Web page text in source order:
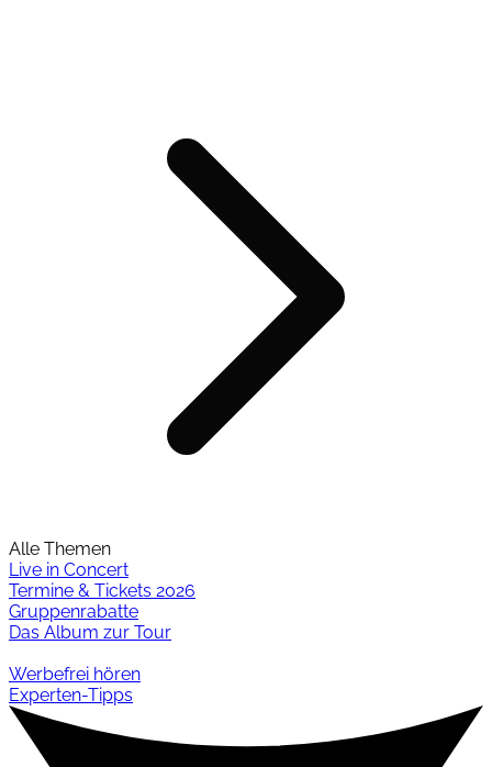
Alle Themen
Live in Concert
Termine & Tickets 2026
Gruppenrabatte
Das Album zur Tour
Werbefrei hören
Experten-Tipps